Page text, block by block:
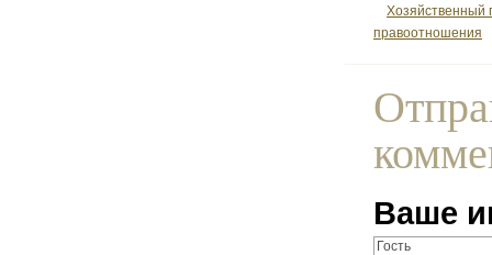
Хозяйственный
правоотношения
Ваше